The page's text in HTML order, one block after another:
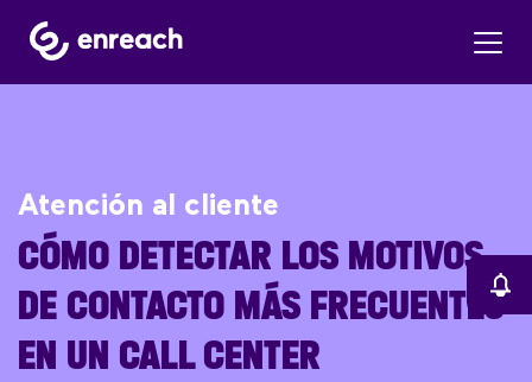
Atención al cliente
CÓMO DETECTAR LOS MOTIVOS
DE CONTACTO MÁS FRECUENTES
EN UN CALL CENTER